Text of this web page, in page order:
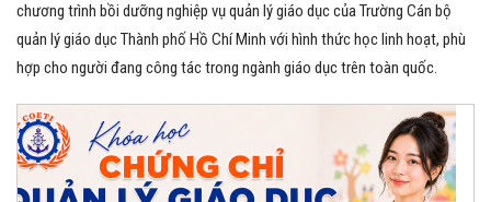
chương trình bồi dưỡng nghiệp vụ quản lý giáo dục của Trường Cán bộ
quản lý giáo dục Thành phố Hồ Chí Minh với hình thức học linh hoạt, phù
hợp cho người đang công tác trong ngành giáo dục trên toàn quốc.